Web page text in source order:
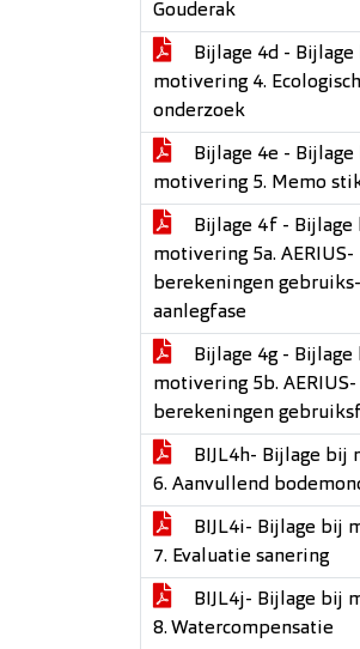
Gouderak
Bijlage 4d - Bijlage
motivering 4. Ecologisch
onderzoek
Bijlage 4e - Bijlage
motivering 5. Memo
Bijlage 4f - Bijlage
motivering 5a. AERIUS-
berekeningen
aanlegfase
Bijlage 4g - Bijlage
motivering 5b. AERIUS-
berekeningen
BIJL4h- Bijlage bij
6. Aanvullend
BIJL4i- Bijlage bij
7. Evaluatie sanering
BIJL4j- Bijlage bij
8. Watercompensatie